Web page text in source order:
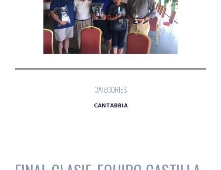
CATEGORIES
CANTABRIA